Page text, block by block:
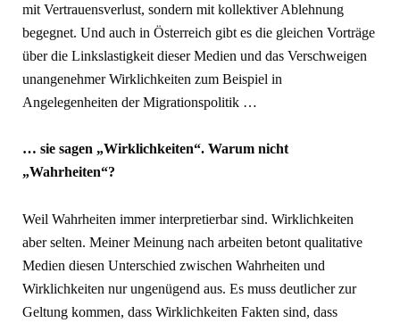
mit Vertrauensverlust, sondern mit kollektiver Ablehnung
begegnet. Und auch in Österreich gibt es die gleichen Vorträge
über die Linkslastigkeit dieser Medien und das Verschweigen
unangenehmer Wirklichkeiten zum Beispiel in
Angelegenheiten der Migrationspolitik …
… sie sagen „Wirklichkeiten“. Warum nicht
„Wahrheiten“?
Weil Wahrheiten immer interpretierbar sind. Wirklichkeiten
aber selten. Meiner Meinung nach arbeiten betont qualitative
Medien diesen Unterschied zwischen Wahrheiten und
Wirklichkeiten nur ungenügend aus. Es muss deutlicher zur
Geltung kommen, dass Wirklichkeiten Fakten sind, dass